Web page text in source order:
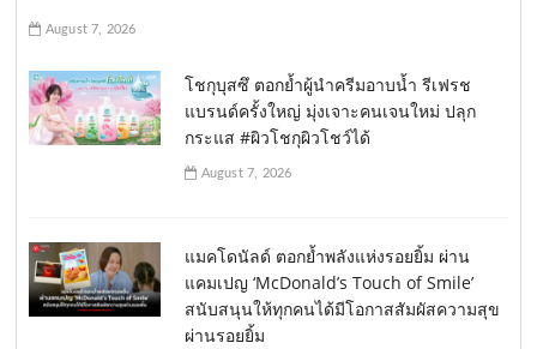
August 7, 2026
โชกุบุสซึ ตอกย้ำผู้นำครีมอาบน้ำ รีเฟรช
แบรนด์ครั้งใหญ่ มุ่งเจาะคนเจนใหม่ ปลุก
กระแส #ผิวโชกุผิวโชว์ได้
August 7, 2026
แมคโดนัลด์ ตอกย้ำพลังแห่งรอยยิ้ม ผ่าน
แคมเปญ ‘McDonald’s Touch of Smile’
สนับสนุนให้ทุกคนได้มีโอกาสสัมผัสความสุข
ผ่านรอยยิ้ม